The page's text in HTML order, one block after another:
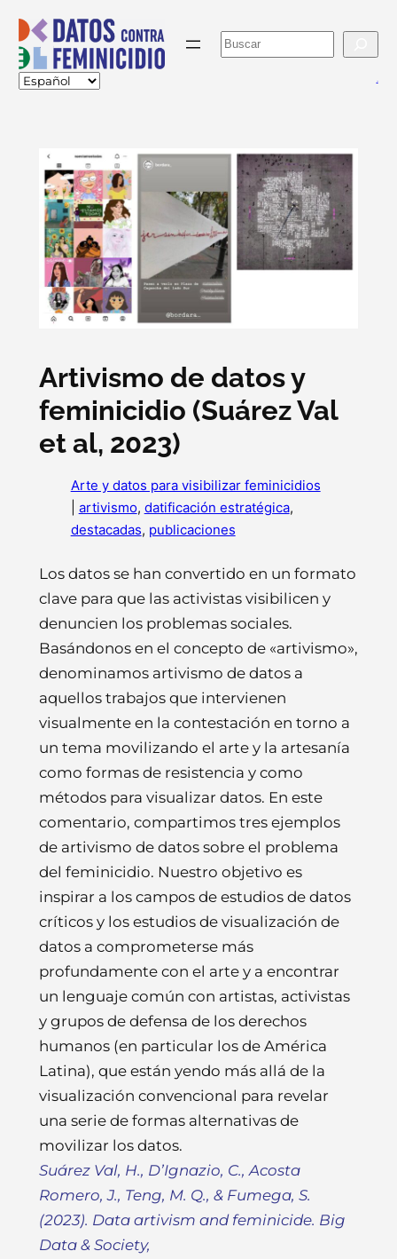
Skip
content
Buscar
Artivismo de datos y
feminicidio (Suárez Val
et al, 2023)
Arte y datos para visibilizar feminicidios
artivismo, datificación estratégica
destacadas, publicaciones
Los datos se han convertido en un formato
clave para que las activistas visibilicen y
denuncien los problemas sociales.
Basándonos en el concepto de «artivismo»,
denominamos artivismo de datos a
aquellos trabajos que intervienen
visualmente en la contestación en torno a
un tema movilizando el arte y la artesanía
como formas de resistencia y como
métodos para visualizar datos. En este
comentario, compartimos tres ejemplos
de artivismo de datos sobre el problema
del feminicidio. Nuestro objetivo es
inspirar a los campos de estudios de datos
críticos y los estudios de visualización de
datos a comprometerse más
profundamente con el arte y a encontrar
un lenguaje común con artistas, activistas
y grupos de defensa de los derechos
humanos (en particular los de América
Latina), que están yendo más allá de la
visualización convencional para revelar
una serie de formas alternativas de
movilizar los datos.
Suárez Val, H., D’Ignazio, C., Acosta
Romero, J., Teng, M. Q., & Fumega, S.
(2023). Data artivism and feminicide. Big
Data & Society,